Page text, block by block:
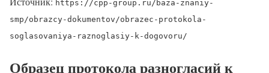
https://cpp-group.ru/baza-znaniy-
smp/obrazcy-dokumentov/obrazec-protokola-
soglasovaniya-raznoglasiy-k-dogovoru/
Образец протокола разногласий к